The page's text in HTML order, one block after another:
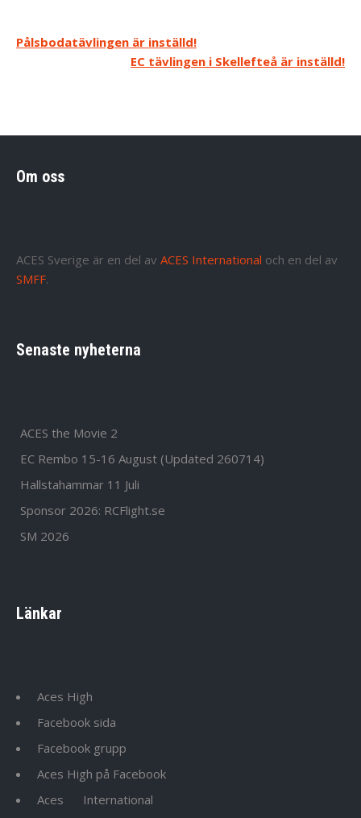
Inläggsnavigering
Pålsbodatävlingen är inställd!
EC tävlingen i Skellefteå är inställd!
Om oss
ACES Sverige är en del av ACES International och en del av
SMFF.
Senaste nyheterna
ACES the Movie 2
EC Rembo 15-16 August (Updated 260714)
Hallstahammar 11 Juli
Sponsor 2026: RCFlight.se
SM 2026
Länkar
Aces High
Facebook sida
Facebook grupp
Aces High på Facebook
Aces
International